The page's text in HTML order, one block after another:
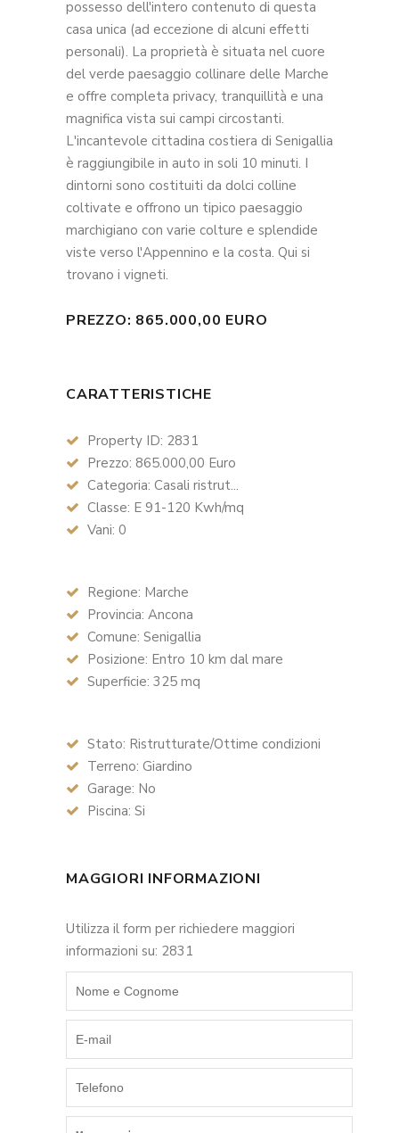
possesso dell'intero contenuto di questa
casa unica (ad eccezione di alcuni effetti
personali). La proprietà è situata nel cuore
del verde paesaggio collinare delle Marche
e offre completa privacy, tranquillità e una
magnifica vista sui campi circostanti.
L'incantevole cittadina costiera di Senigallia
è raggiungibile in auto in soli 10 minuti. I
dintorni sono costituiti da dolci colline
coltivate e offrono un tipico paesaggio
marchigiano con varie colture e splendide
viste verso l'Appennino e la costa. Qui si
trovano i vigneti.
PREZZO: 865.000,00 EURO
CARATTERISTICHE
Property ID: 2831
Prezzo: 865.000,00 Euro
Categoria: Casali ristrut...
Classe: E 91-120 Kwh/mq
Vani: 0
Regione: Marche
Provincia: Ancona
Comune: Senigallia
Posizione: Entro 10 km dal mare
Superficie: 325 mq
Stato: Ristrutturate/Ottime condizioni
Terreno: Giardino
Garage: No
Piscina: Si
MAGGIORI INFORMAZIONI
Utilizza il form per richiedere maggiori
informazioni su: 2831